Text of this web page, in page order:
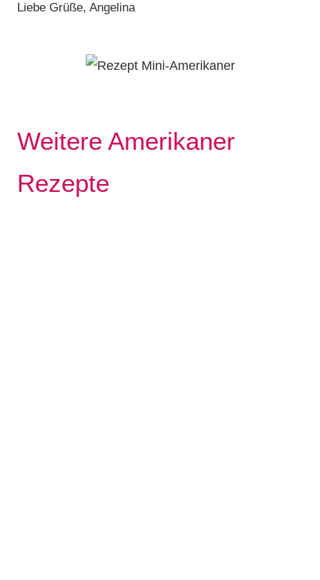
Liebe Grüße, Angelina
Weitere Amerikaner
Rezepte